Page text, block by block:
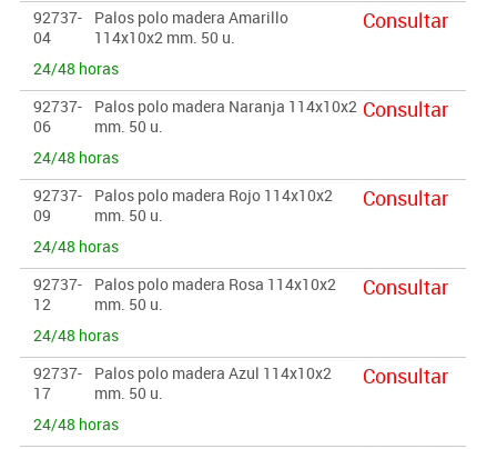
92737-
04
Palos polo madera Amarillo
114x10x2 mm. 50 u.
24/48 horas
Consultar
92737-
06
Palos polo madera Naranja 114x10x2
mm. 50 u.
24/48 horas
Consultar
92737-
09
Palos polo madera Rojo 114x10x2
mm. 50 u.
24/48 horas
Consultar
92737-
12
Palos polo madera Rosa 114x10x2
mm. 50 u.
24/48 horas
Consultar
92737-
17
Palos polo madera Azul 114x10x2
mm. 50 u.
24/48 horas
Consultar